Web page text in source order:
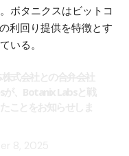
ボタニクスはビットコ
利回り提供を特徴とす
いる。